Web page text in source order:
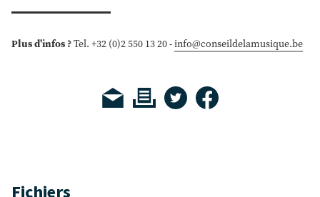
Plus d'infos ?Tel. +32 (0)2 550 13 20 -info@conseildelamusique.be